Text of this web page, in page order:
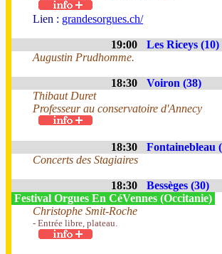
Lien : grandesorgues.ch/
19:00
Les Riceys (10)
Augustin Prudhomme.
18:30
Voiron (38)
Thibaut Duret
Professeur au conservatoire d'Annecy
18:30 Fontainebleau
Concerts des Stagiaires
18:30
Bessèges (30)
Festival Orgues En CéVennes (Occitanie)
Christophe Smit-Roche
- Entrée libre, plateau.